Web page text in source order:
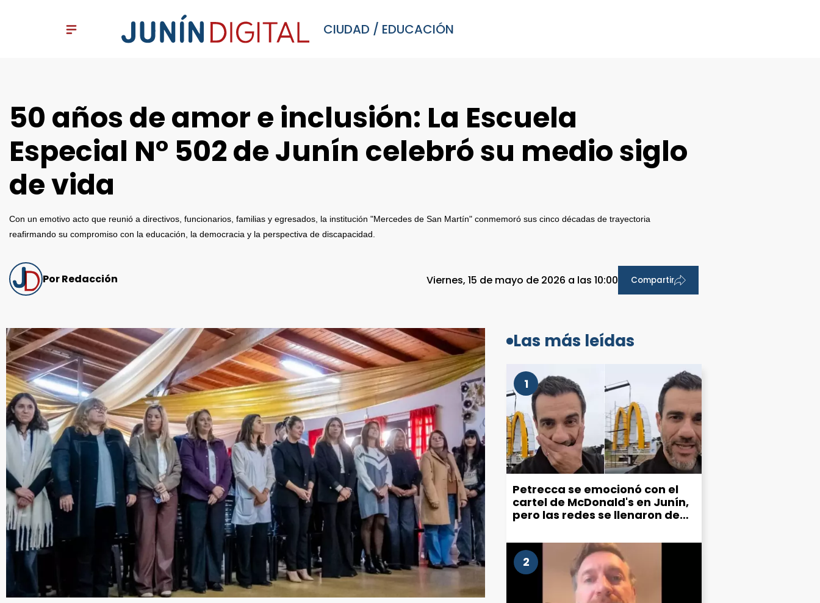
CIUDAD / EDUCACIÓN
50 años de amor e inclusión: La Escuela
Especial N° 502 de Junín celebró su medio siglo
de vida
Con un emotivo acto que reunió a directivos, funcionarios, familias y egresados, la institución "Mercedes de San Martín" conmemoró sus cinco décadas de trayectoria
reafirmando su compromiso con la educación, la democracia y la perspectiva de discapacidad.
Por Redacción Viernes, 15 de mayo de 2026 a las 10:00 Compartir
Las más leídas
1
Petrecca se emocionó con el
cartel de McDonald's en Junín,
pero las redes se llenaron de
ciudad
2